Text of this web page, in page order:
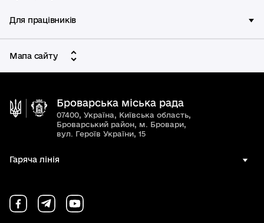
Для працівників
Мапа сайту
Броварська міська рада
07400, Україна, Київська область,
Броварський район, м. Бровари,
вул. Героїв України, 15
Гаряча лінія